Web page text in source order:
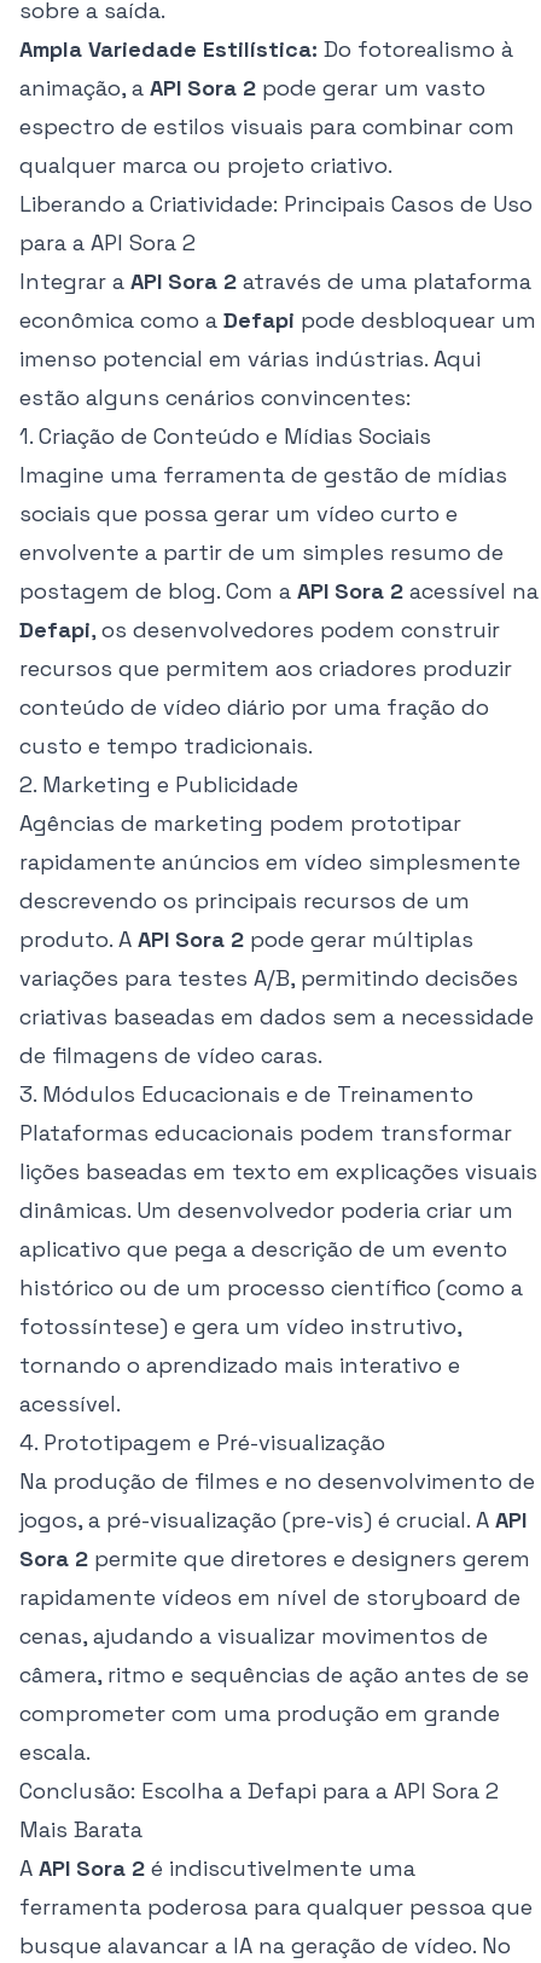
sobre a saída.
Ampla Variedade Estilística: Do fotorealismo à
animação, a API Sora 2 pode gerar um vasto
espectro de estilos visuais para combinar com
qualquer marca ou projeto criativo.
Liberando a Criatividade: Principais Casos de Uso
para a API Sora 2
Integrar a API Sora 2 através de uma plataforma
econômica como a Defapi pode desbloquear um
imenso potencial em várias indústrias. Aqui
estão alguns cenários convincentes:
1. Criação de Conteúdo e Mídias Sociais
Imagine uma ferramenta de gestão de mídias
sociais que possa gerar um vídeo curto e
envolvente a partir de um simples resumo de
postagem de blog. Com a API Sora 2 acessível na
Defapi, os desenvolvedores podem construir
recursos que permitem aos criadores produzir
conteúdo de vídeo diário por uma fração do
custo e tempo tradicionais.
2. Marketing e Publicidade
Agências de marketing podem prototipar
rapidamente anúncios em vídeo simplesmente
descrevendo os principais recursos de um
produto. A API Sora 2 pode gerar múltiplas
variações para testes A/B, permitindo decisões
criativas baseadas em dados sem a necessidade
de filmagens de vídeo caras.
3. Módulos Educacionais e de Treinamento
Plataformas educacionais podem transformar
lições baseadas em texto em explicações visuais
dinâmicas. Um desenvolvedor poderia criar um
aplicativo que pega a descrição de um evento
histórico ou de um processo científico (como a
fotossíntese) e gera um vídeo instrutivo,
tornando o aprendizado mais interativo e
acessível.
4. Prototipagem e Pré-visualização
Na produção de filmes e no desenvolvimento de
jogos, a pré-visualização (pre-vis) é crucial. A API
Sora 2 permite que diretores e designers gerem
rapidamente vídeos em nível de storyboard de
cenas, ajudando a visualizar movimentos de
câmera, ritmo e sequências de ação antes de se
comprometer com uma produção em grande
escala.
Conclusão: Escolha a Defapi para a API Sora 2
Mais Barata
A API Sora 2 é indiscutivelmente uma
ferramenta poderosa para qualquer pessoa que
busque alavancar a IA na geração de vídeo. No